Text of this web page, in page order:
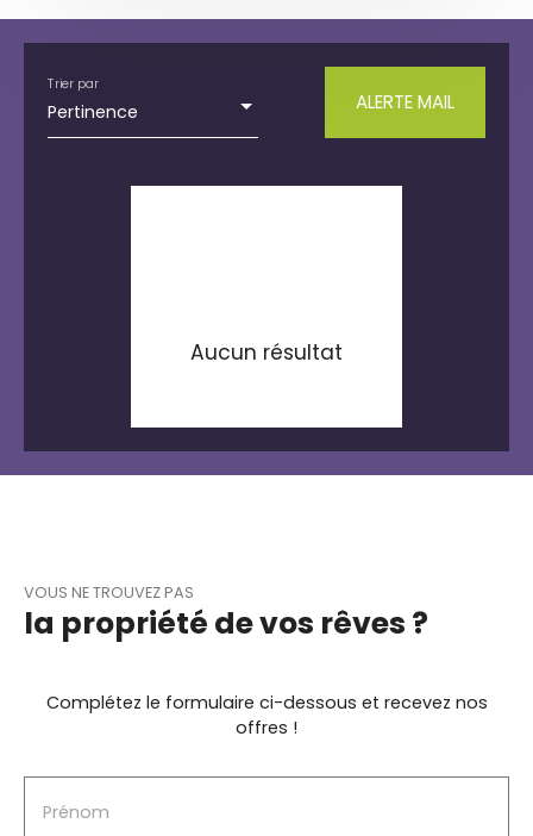
Type de bien
Bollwiller (68540)
Localisation
RECHERCHER
Pertinence
Trier par
ALERTE MAIL
Aucun résultat
VOUS NE TROUVEZ PAS
la propriété de vos rêves ?
Complétez le formulaire ci-dessous et recevez nos
offres !
Prénom